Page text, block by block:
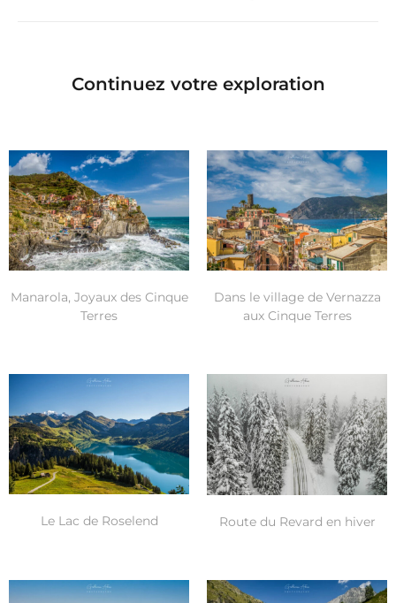
Continuez votre exploration
Manarola, Joyaux des Cinque
Terres
Dans le village de Vernazza
aux Cinque Terres
Le Lac de Roselend Route du Revard en hiver